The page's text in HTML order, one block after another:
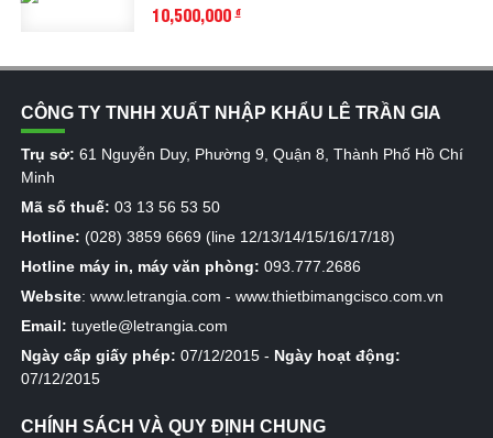
10,500,000đ
CÔNG TY TNHH XUẤT NHẬP KHẨU LÊ TRẦN GIA
Trụ sở: 61 Nguyễn Duy, Phường 9, Quận 8, Thành Phố Hồ Chí
Minh
Mã số thuế: 03 13 56 53 50
Hotline: (028) 3859 6669 (line 12/13/14/15/16/17/18)
Hotline máy in, máy văn phòng: 093.777.2686
Website: www.letrangia.com - www.thietbimangcisco.com.vn
Email: tuyetle@letrangia.com
Ngày cấp giấy phép: 07/12/2015 - Ngày hoạt động:
07/12/2015
CHÍNH SÁCH VÀ QUY ĐỊNH CHUNG